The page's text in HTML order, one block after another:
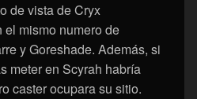
de vista de Cryx
el mismo numero de
y Goreshade. Además, si
meter en Scyrah habría
caster ocupara su sitio.